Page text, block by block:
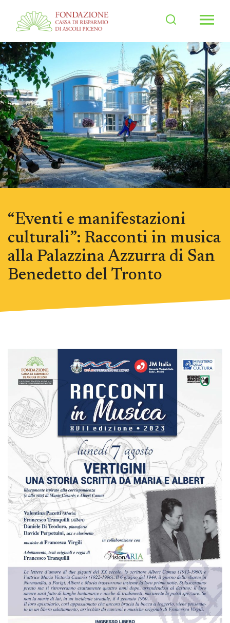
“Eventi e manifestazioni
culturali”: Racconti in musica
alla Palazzina Azzurra di San
Benedetto del Tronto